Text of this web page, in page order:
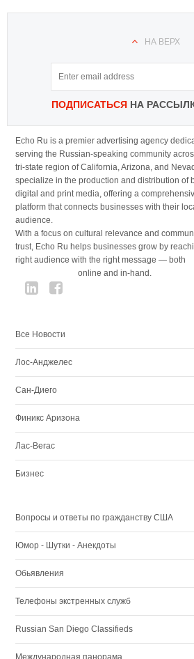
НА ВЕРХ
ПОДПИСАТЬСЯНА
Echo Ru is a premier advertising agency
serving the Russian-speaking community
tri-state region of California, Arizona, and
specialize in the production and distribution of
digital and print media, offering a
platform that connects businesses with their
audience.
With a focus on cultural relevance and
trust, Echo Ru helps businesses grow by
right audience with the right message — both
online and in-hand.
Все Новости
Лос-Анджелес
Сан-Диего
Финикс Аризона
Лас-Вегас
Бизнес
Вопросы и ответы по гражданству США
Юмор - Шутки - Анекдоты
Обьявления
Телефоны экстренных служб
Russian San Diego Classifieds